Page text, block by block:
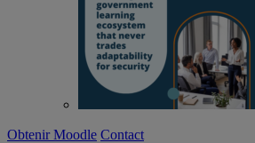
Obtenir Moodle Contact